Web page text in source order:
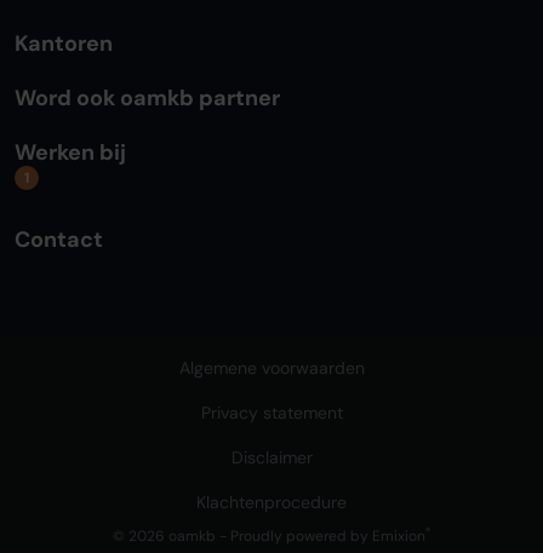
Kantoren
Word ook oamkb partner
Werken bij
1
Contact
© 2026 oamkb - Proudly powered by Emixion
Algemene voorwaarden
Privacy statement
Disclaimer
Klachtenprocedure